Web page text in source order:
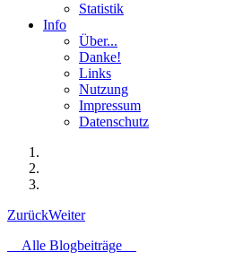
Statistik
Info
Über...
Danke!
Links
Nutzung
Impressum
Datenschutz
ZurückWeiter
Alle Blogbeiträge